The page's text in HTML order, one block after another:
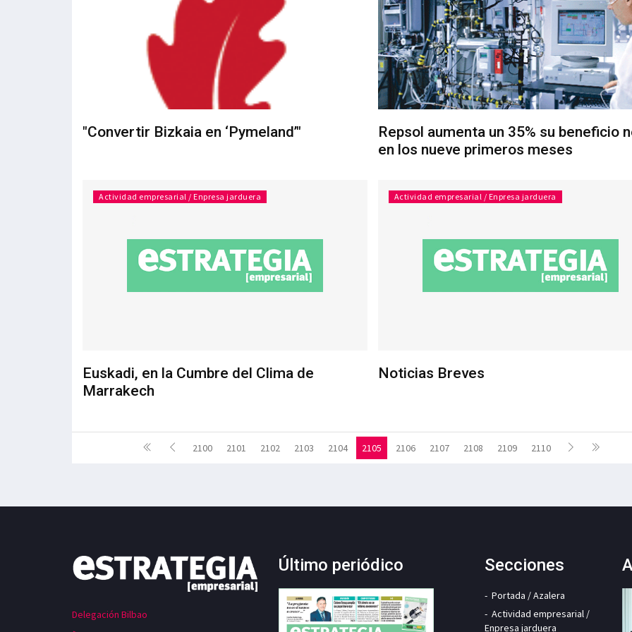
"Convertir Bizkaia en ‘Pymeland’"
Repsol aumenta un 35% su beneficio
en los nueve primeros meses
Actividad empresarial / Enpresa jarduera
Euskadi, en la Cumbre del Clima de
Marrakech
Actividad empresarial / Enpresa jarduera
Noticias Breves
2100 2101 2102 2103 2104 2105 2106 2107 2108 2109 2110
Delegación Bilbao
Último periódico Secciones
Portada / Azalera
Actividad empresarial /
Enpresa jarduera